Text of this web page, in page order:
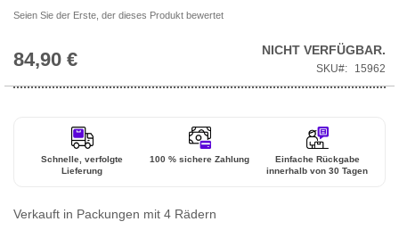
Seien Sie der Erste, der dieses Produkt bewertet
84,90 € NICHT VERFÜGBAR.
SKU 15962
Schnelle, verfolgte
Lieferung
100 % sichere Zahlung
Einfache Rückgabe
innerhalb von 30 Tagen
Verkauft in Packungen mit 4 Rädern